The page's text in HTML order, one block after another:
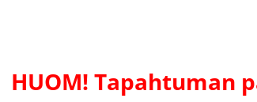
HUOM! Tapahtuman